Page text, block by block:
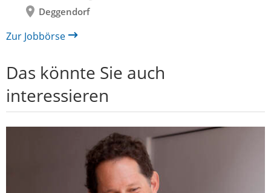
Deggendorf
Zur Jobbörse
Das könnte Sie auch
interessieren